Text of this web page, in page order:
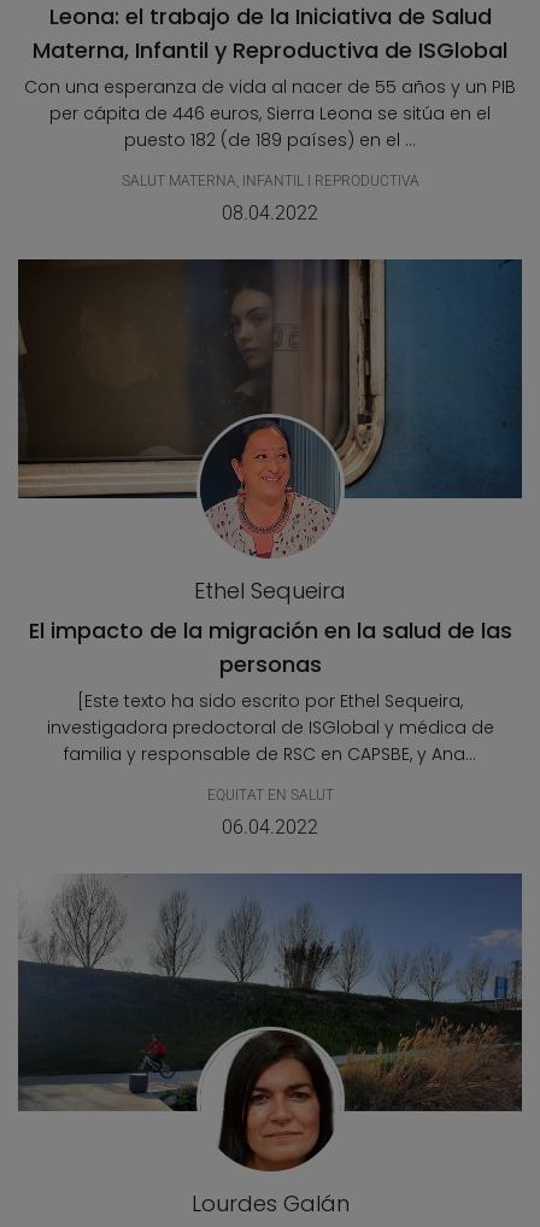
Leona: el trabajo de la Iniciativa de Salud
Materna, Infantil y Reproductiva de ISGlobal
Con una esperanza de vida al nacer de 55 años y un PIB
per cápita de 446 euros, Sierra Leona se sitúa en el
puesto 182 (de 189 países) en el ...
SALUT MATERNA, INFANTIL I REPRODUCTIVA
08.04.2022
Ethel Sequeira
El impacto de la migración en la salud de las
personas
[Este texto ha sido escrito por Ethel Sequeira,
investigadora predoctoral de ISGlobal y médica de
familia y responsable de RSC en CAPSBE, y Ana...
EQUITAT EN SALUT
06.04.2022
Lourdes Galán